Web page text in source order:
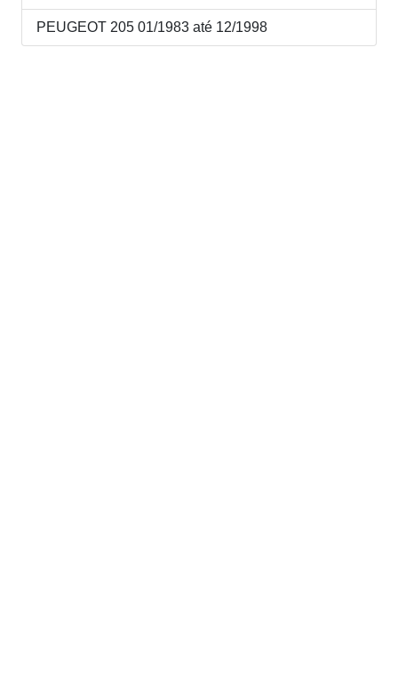
PEUGEOT 205 01/1983 até 12/1998